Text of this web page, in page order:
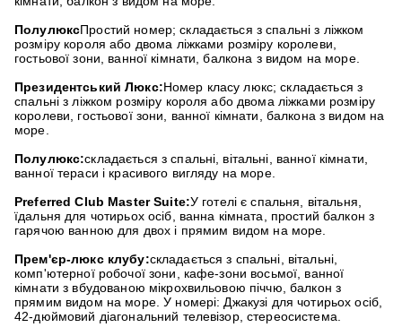
ПолулюксПростий номер; складається з спальні з ліжком
розміру короля або двома ліжками розміру королеви,
гостьової зони, ванної кімнати, балкона з видом на море.
Президентський Люкс:Номер класу люкс; складається з
спальні з ліжком розміру короля або двома ліжками розміру
королеви, гостьової зони, ванної кімнати, балкона з видом на
море.
Полулюкс:складається з спальні, вітальні, ванної кімнати,
ванної тераси і красивого вигляду на море.
Preferred Club Master Suite:У готелі є спальня, вітальня,
їдальня для чотирьох осіб, ванна кімната, простий балкон з
гарячою ванною для двох і прямим видом на море.
Прем'єр-люкс клубу:складається з спальні, вітальні,
комп'ютерної робочої зони, кафе-зони восьмої, ванної
кімнати з вбудованою мікрохвильовою піччю, балкон з
прямим видом на море. У номері: Джакузі для чотирьох осіб,
42-дюймовий діагональний телевізор, стереосистема.